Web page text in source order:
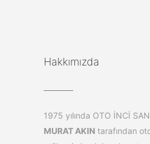
Hakkımızda
1975 yılında OTO İNCİ
MURAT AKIN tarafından